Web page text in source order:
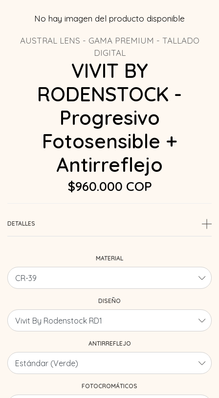
No hay imagen del producto disponible
AUSTRAL LENS - GAMA PREMIUM - TALLADO
DIGITAL
VIVIT BY
RODENSTOCK -
Progresivo
Fotosensible +
Antirreflejo
$960.000 COP
DETALLES
MATERIAL
DISEÑO
ANTIRREFLEJO
FOTOCROMÁTICOS